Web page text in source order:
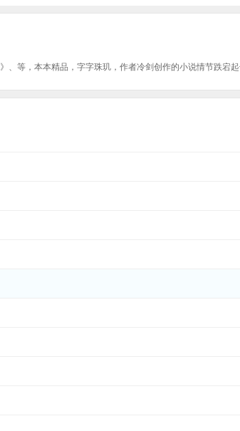
》、等，本本精品，字字珠玑，作者冷剑创作的小说情节跌宕